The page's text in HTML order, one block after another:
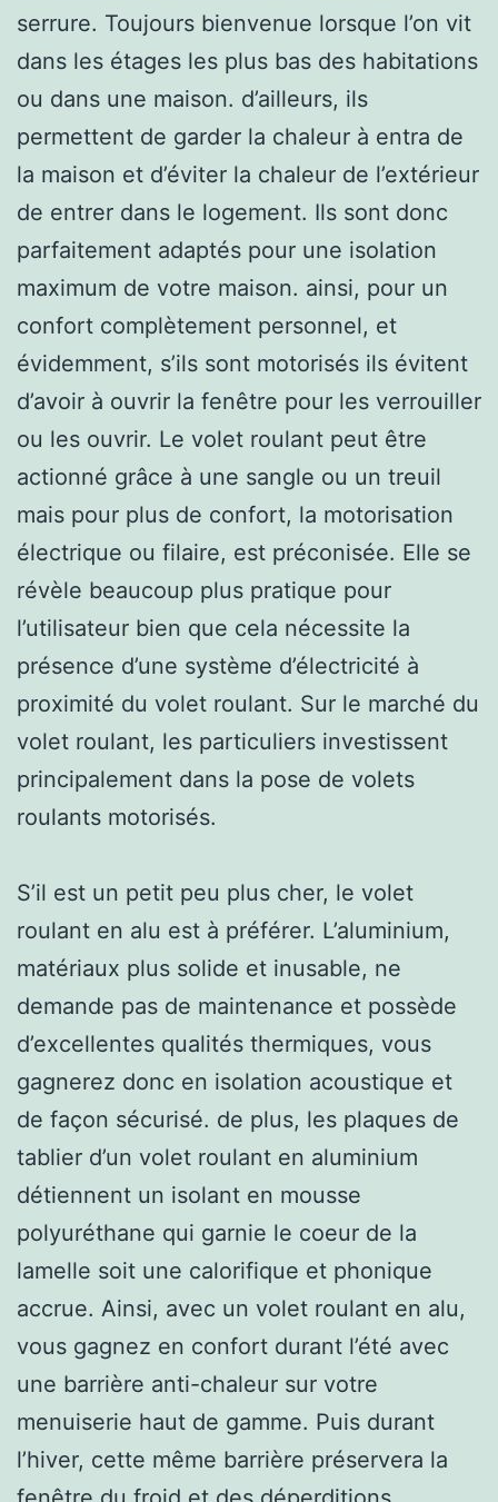
serrure. Toujours bienvenue lorsque l’on vit
dans les étages les plus bas des habitations
ou dans une maison. d’ailleurs, ils
permettent de garder la chaleur à entra de
la maison et d’éviter la chaleur de l’extérieur
de entrer dans le logement. Ils sont donc
parfaitement adaptés pour une isolation
maximum de votre maison. ainsi, pour un
confort complètement personnel, et
évidemment, s’ils sont motorisés ils évitent
d’avoir à ouvrir la fenêtre pour les verrouiller
ou les ouvrir. Le volet roulant peut être
actionné grâce à une sangle ou un treuil
mais pour plus de confort, la motorisation
électrique ou filaire, est préconisée. Elle se
révèle beaucoup plus pratique pour
l’utilisateur bien que cela nécessite la
présence d’une système d’électricité à
proximité du volet roulant. Sur le marché du
volet roulant, les particuliers investissent
principalement dans la pose de volets
roulants motorisés.
S’il est un petit peu plus cher, le volet
roulant en alu est à préférer. L’aluminium,
matériaux plus solide et inusable, ne
demande pas de maintenance et possède
d’excellentes qualités thermiques, vous
gagnerez donc en isolation acoustique et
de façon sécurisé. de plus, les plaques de
tablier d’un volet roulant en aluminium
détiennent un isolant en mousse
polyuréthane qui garnie le coeur de la
lamelle soit une calorifique et phonique
accrue. Ainsi, avec un volet roulant en alu,
vous gagnez en confort durant l’été avec
une barrière anti-chaleur sur votre
menuiserie haut de gamme. Puis durant
l’hiver, cette même barrière préservera la